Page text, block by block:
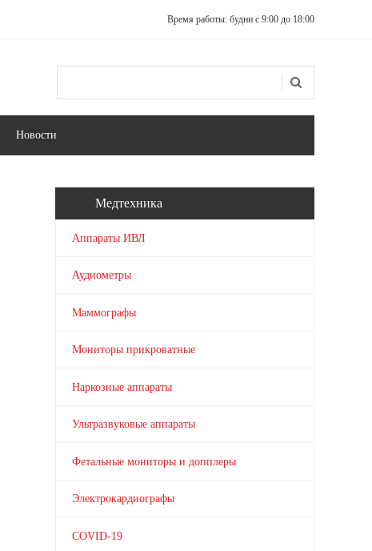
Время работы: будни с 9:00 до 18:00
Новости
Медтехника
Аппараты ИВЛ
Аудиометры
Маммографы
Мониторы прикроватные
Наркозные аппараты
Ультразвуковые аппараты
Фетальные мониторы и допплеры
Электрокардиографы
COVID-19